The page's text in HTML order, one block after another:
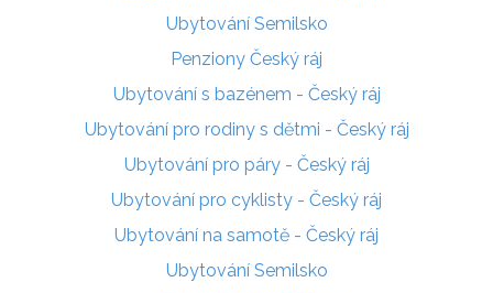
Ubytování Semilsko
Penziony Český ráj
Ubytování s bazénem - Český ráj
Ubytování pro rodiny s dětmi - Český ráj
Ubytování pro páry - Český ráj
Ubytování pro cyklisty - Český ráj
Ubytování na samotě - Český ráj
Ubytování Semilsko